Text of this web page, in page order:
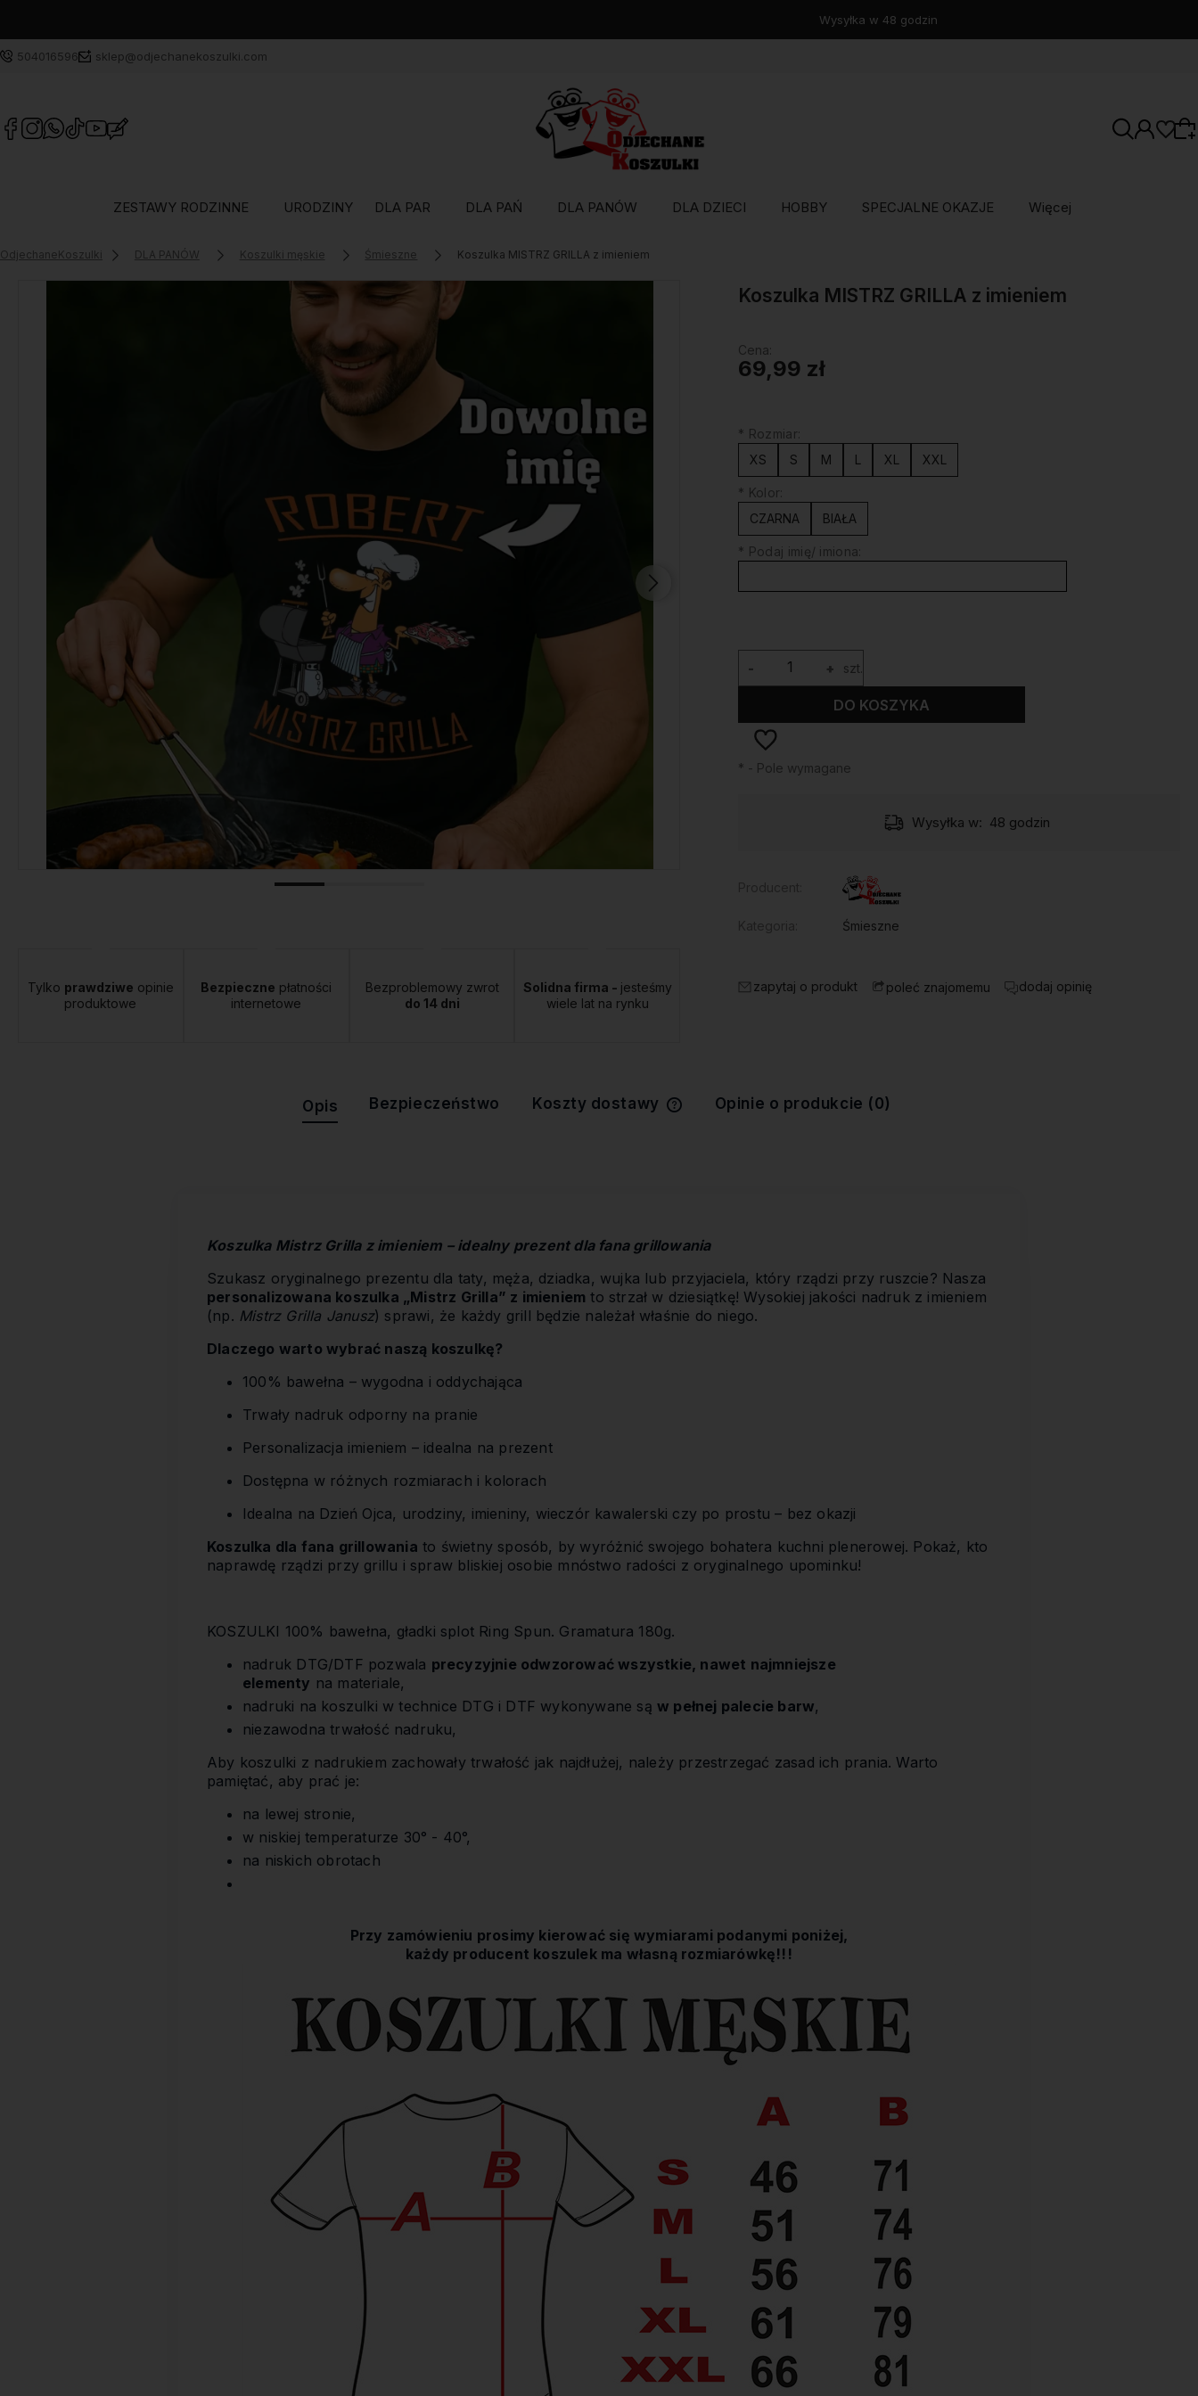
504016596 sklep@odjechanekoszulki.com
oferty lub zaloguj się, aby przywrócić dodane
produkty do listy z poprzedniej sesji.
ZESTAWY RODZINNE URODZINY DLA PAR DLA PAŃ DLA PANÓW DLA DZIECI HOBBY SPECJALNE OKAZJE Więcej
OdjechaneKoszulki DLA PANÓW Koszulki męskie Śmieszne Koszulka MISTRZ GRILLA z imieniem
Tylko prawdziwe opinie
produktowe
Bezpieczne płatności
internetowe
Bezproblemowy zwrot
do 14 dni
Solidna firma - jesteśmy
wiele lat na rynku
Koszulka MISTRZ GRILLA z imieniem
Cena:
69,99 zł
* Rozmiar:
XS
S M L XL XXL
* Kolor:
CZARNA
BIAŁA
* Podaj imię/ imiona:
+
- szt.
DO KOSZYKA
* - Pole wymagane
- Orlen Paczka Dostępność: Wysyłka w: 48 godzin
Śmieszne
zapytaj o produkt poleć znajomemu dodaj opinię
Opis Bezpieczeństwo Koszty dostawy Opinie o produkcie (0)
Koszulka Mistrz Grilla z imieniem – idealny prezent dla fana grillowania
Szukasz oryginalnego prezentu dla taty, męża, dziadka, wujka lub przyjaciela, który rządzi przy ruszcie? Nasza
personalizowana koszulka „Mistrz Grilla” z imieniem to strzał w dziesiątkę! Wysokiej jakości nadruk z imieniem
(np. Mistrz Grilla Janusz) sprawi, że każdy grill będzie należał właśnie do niego.
Dlaczego warto wybrać naszą koszulkę?
100% bawełna – wygodna i oddychająca
Trwały nadruk odporny na pranie
Personalizacja imieniem – idealna na prezent
Dostępna w różnych rozmiarach i kolorach
Idealna na Dzień Ojca, urodziny, imieniny, wieczór kawalerski czy po prostu – bez okazji
Koszulka dla fana grillowania to świetny sposób, by wyróżnić swojego bohatera kuchni plenerowej. Pokaż, kto
naprawdę rządzi przy grillu i spraw bliskiej osobie mnóstwo radości z oryginalnego upominku!
KOSZULKI 100% bawełna, gładki splot Ring Spun. Gramatura 180g.
nadruk DTG/DTF pozwala precyzyjnie odwzorować wszystkie, nawet najmniejsze
elementy na materiale,
nadruki na koszulki w technice DTG i DTF wykonywane sąw pełnej palecie barw,
niezawodna trwałość nadruku,
Aby koszulki z nadrukiem zachowały trwałość jak najdłużej, należy przestrzegać zasad ich prania. Warto
pamiętać, aby prać je:
na lewej stronie,
w niskiej temperaturze 30° - 40°,
na niskich obrotach
Przy zamówieniu prosimy kierować się wymiarami podanymi poniżej,
każdy producent koszulek ma własną rozmiarówkę!!!